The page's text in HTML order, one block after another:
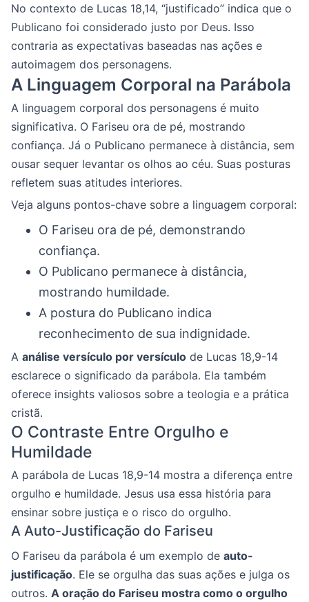
No contexto de Lucas 18,14, “justificado” indica que o
Publicano foi considerado justo por Deus. Isso
contraria as expectativas baseadas nas ações e
autoimagem dos personagens.
A Linguagem Corporal na Parábola
A linguagem corporal dos personagens é muito
significativa. O Fariseu ora de pé, mostrando
confiança. Já o Publicano permanece à distância, sem
ousar sequer levantar os olhos ao céu. Suas posturas
refletem suas atitudes interiores.
Veja alguns pontos-chave sobre a linguagem corporal:
O Fariseu ora de pé, demonstrando
confiança.
O Publicano permanece à distância,
mostrando humildade.
A postura do Publicano indica
reconhecimento de sua indignidade.
A análise versículo por versículo de Lucas 18,9-14
esclarece o significado da parábola. Ela também
oferece insights valiosos sobre a teologia e a prática
cristã.
O Contraste Entre Orgulho e
Humildade
A parábola de Lucas 18,9-14 mostra a diferença entre
orgulho e humildade. Jesus usa essa história para
ensinar sobre justiça e o risco do orgulho.
A Auto-Justificação do Fariseu
O Fariseu da parábola é um exemplo de auto-
justificação. Ele se orgulha das suas ações e julga os
outros. A oração do Fariseu mostra como o orgulho